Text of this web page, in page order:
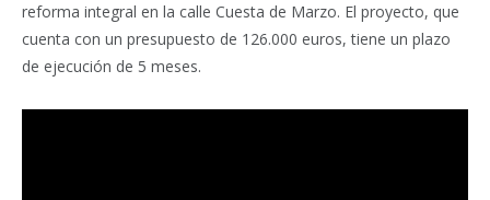
reforma integral en la calle Cuesta de Marzo. El proyecto, que
cuenta con un presupuesto de 126.000 euros, tiene un plazo
de ejecución de 5 meses.